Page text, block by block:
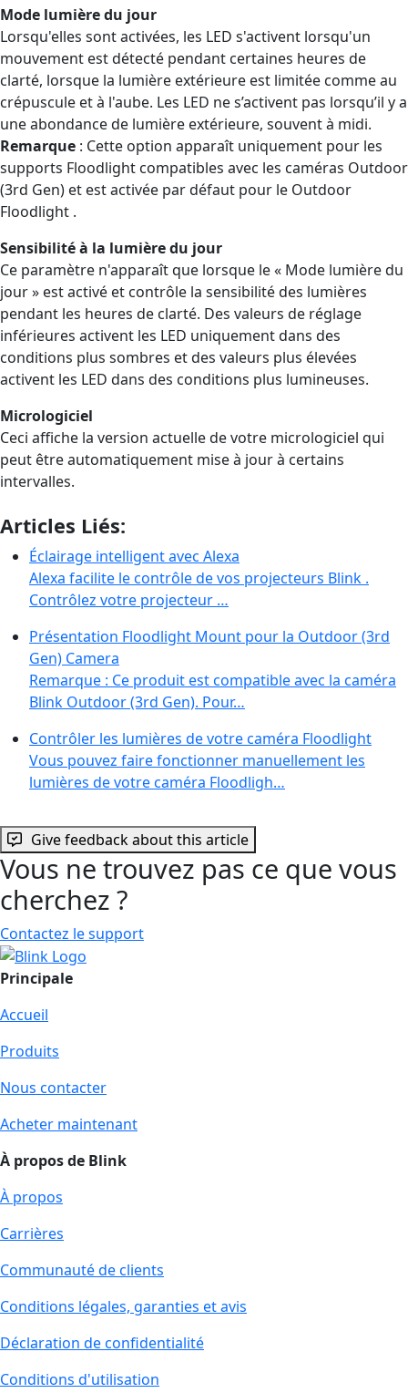
Mode lumière du jour
Lorsqu'elles sont activées, les LED s'activent lorsqu'un
mouvement est détecté pendant certaines heures de
clarté, lorsque la lumière extérieure est limitée comme au
crépuscule et à l'aube. Les LED ne s’activent pas lorsqu’il y a
une abondance de lumière extérieure, souvent à midi.
Remarque : Cette option apparaît uniquement pour les
supports Floodlight compatibles avec les caméras Outdoor
(3rd Gen) et est activée par défaut pour le Outdoor
Floodlight .
Sensibilité à la lumière du jour
Ce paramètre n'apparaît que lorsque le « Mode lumière du
jour » est activé et contrôle la sensibilité des lumières
pendant les heures de clarté. Des valeurs de réglage
inférieures activent les LED uniquement dans des
conditions plus sombres et des valeurs plus élevées
activent les LED dans des conditions plus lumineuses.
Micrologiciel
Ceci affiche la version actuelle de votre micrologiciel qui
peut être automatiquement mise à jour à certains
intervalles.
Articles Liés:
Éclairage intelligent avec Alexa
Alexa facilite le contrôle de vos projecteurs Blink .
Contrôlez votre projecteur …
Présentation Floodlight Mount pour la Outdoor (3rd
Gen) Camera
Remarque : Ce produit est compatible avec la caméra
Blink Outdoor (3rd Gen). Pour…
Contrôler les lumières de votre caméra Floodlight
Vous pouvez faire fonctionner manuellement les
lumières de votre caméra Floodligh…
Give feedback about this article
Vous ne trouvez pas ce que vous
cherchez ?
Contactez le support
Principale
Accueil
Produits
Nous contacter
Acheter maintenant
À propos de Blink
À propos
Carrières
Communauté de clients
Conditions légales, garanties et avis
Déclaration de confidentialité
Conditions d'utilisation